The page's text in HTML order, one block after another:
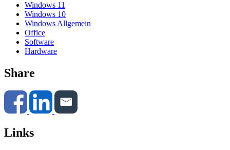
Windows 11
Windows 10
Windows Allgemein
Office
Software
Hardware
Share
Links